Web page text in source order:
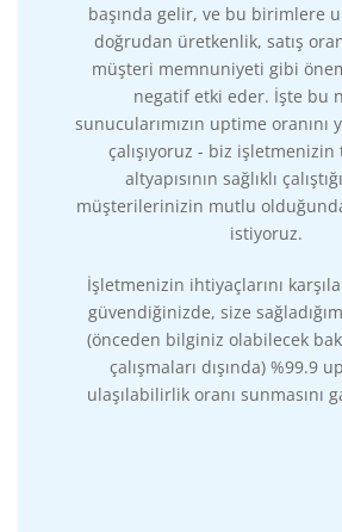
başında gelir, ve bu birimlere
doğrudan üretkenlik, satış
müşteri memnuniyeti gibi
negatif etki eder. İşte bu
sunucularımızın uptime oranını
çalışıyoruz - biz
altyapısının sağlıklı
müşterilerinizin mutlu
istiyoruz.
İşletmenizin ihtiyaçlarını
güvendiğinizde, size
(önceden bilginiz olabilecek
çalışmaları dışında) %99.9
ulaşılabilirlik oranı sunmasını